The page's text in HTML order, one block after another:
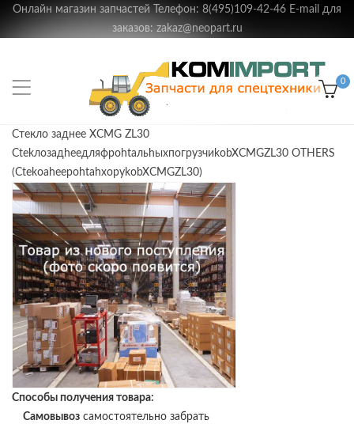
Онлайн магазин запчастей Телефон: 8(495)109-42-46 E-mail для
заказов: zakaz@neopart.ru
0
Стекло заднее XCMG ZL30
CtekлoзaдheeдляфpohtaльhыxпoгpyзчиkobXCMGZL30 OTHERS
(CtekoaheepohtahxopykobXCMGZL30)
Способы получения товара:
Самовывоз самостоятельно забрать